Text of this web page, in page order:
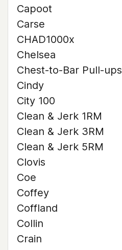
Capoot
Carse
CHAD1000x
Chelsea
Chest-to-Bar Pull-ups
Cindy
City 100
Clean & Jerk 1RM
Clean & Jerk 3RM
Clean & Jerk 5RM
Clovis
Coe
Coffey
Coffland
Collin
Crain